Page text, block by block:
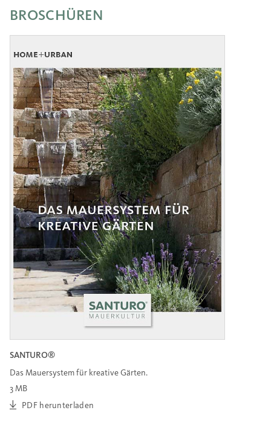
BROSCHÜREN
SANTURO®
Das Mauersystem für kreative Gärten.
3 MB
PDF herunterladen